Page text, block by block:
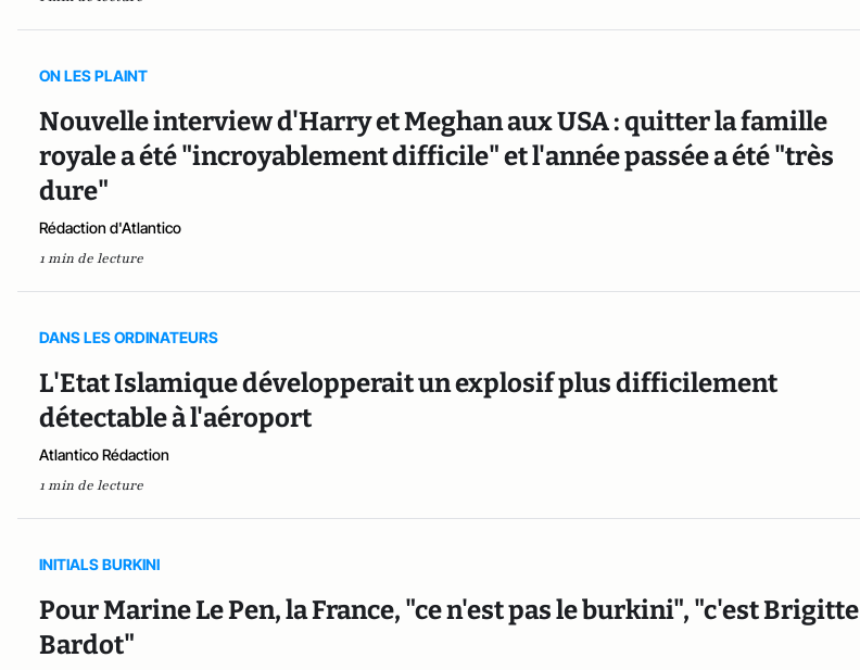
ON LES PLAINT
Nouvelle interview d'Harry et Meghan aux USA : quitter la famille
royale a été "incroyablement difficile" et l'année passée a été "très
dure"
Rédaction d'Atlantico
1 min de lecture
DANS LES ORDINATEURS
L'Etat Islamique développerait un explosif plus difficilement
détectable à l'aéroport
Atlantico Rédaction
1 min de lecture
INITIALS BURKINI
Pour Marine Le Pen, la France, "ce n'est pas le burkini", "c'est Brigitte
Bardot"